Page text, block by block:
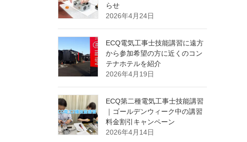
らせ
2026年4月24日
ECQ電気工事士技能講習に遠方
から参加希望の方に近くのコン
テナホテルを紹介
2026年4月19日
ECQ第二種電気工事士技能講習
｜ゴールデンウィーク中の講習
料金割引キャンペーン
2026年4月14日